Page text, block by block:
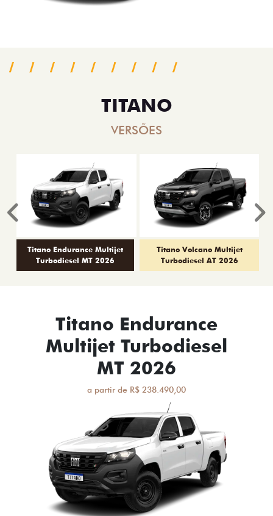
TITANO
VERSÕES
Titano Endurance Multijet
Turbodiesel MT 2026
Titano Volcano Multijet
Turbodiesel AT 2026
Anterior
Titano Endurance
Multijet Turbodiesel
MT 2026
a partir de R$ 238.490,00